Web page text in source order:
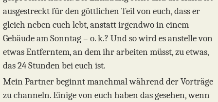
ausgestreckt für den göttlichen Teil von euch, dass er
gleich neben euch lebt, anstatt irgendwo in einem
Gebäude am Sonntag – o. k.? Und so wird es anstelle von
etwas Entferntem, an dem ihr arbeiten müsst, zu etwas,
das 24 Stunden bei euch ist.
Mein Partner beginnt manchmal während der Vorträge
zu channeln. Einige von euch haben das gesehen, wenn